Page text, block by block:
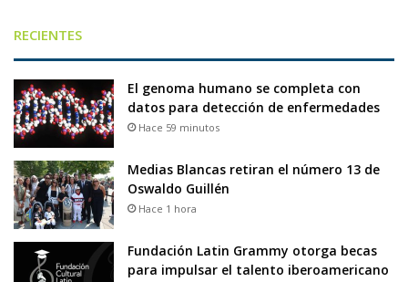
RECIENTES
El genoma humano se completa con
datos para detección de enfermedades
Hace 59 minutos
Medias Blancas retiran el número 13 de
Oswaldo Guillén
Hace 1 hora
Fundación Latin Grammy otorga becas
para impulsar el talento iberoamericano